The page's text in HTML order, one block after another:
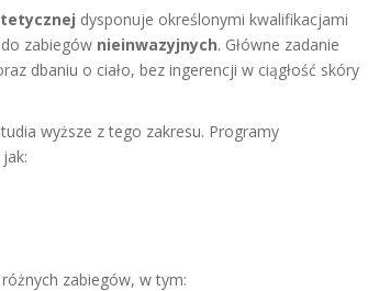
dysponuje określonymi kwalifikacjami
zabiegów nieinwazyjnych. Główne zadanie
dbaniu o ciało, bez ingerencji w ciągłość skóry
wyższe z tego zakresu. Programy
zabiegów, w tym: